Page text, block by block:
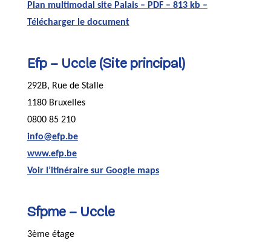
Plan multimodal site Palais – PDF – 813 kb –
Télécharger le document
Efp – Uccle (Site principal)
292B, Rue de Stalle
1180 Bruxelles
0800 85 210
info@efp.be
www.efp.be
Voir l’itinéraire sur Google maps
Sfpme – Uccle
3ème étage